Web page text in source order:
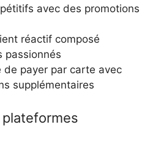
avec des promotions
réactif composé
passionnés
de payer par carte avec
supplémentaires